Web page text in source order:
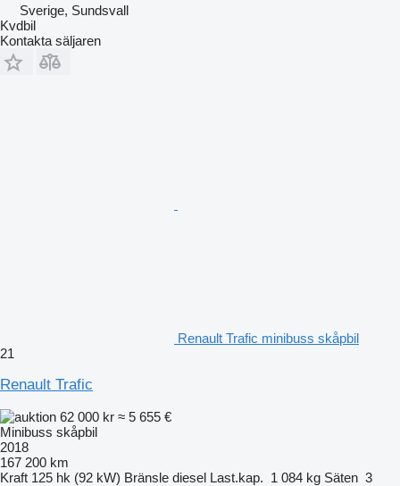
Sverige, Sundsvall
Kvdbil
Kontakta säljaren
Renault Trafic minibuss skåpbil
21
Renault Trafic
62 000 kr ≈ 5 655 €
Minibuss skåpbil
2018
167 200 km
Kraft 125 hk (92 kW) Bränsle diesel Last.kap. 1 084 kg Säten 3